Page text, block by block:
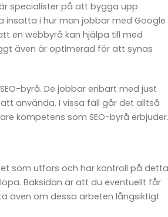
specialister på att bygga upp
insatta i hur man jobbar med Google
en webbyrå kan hjälpa till med
även är optimerad för att synas
byrå. De jobbar enbart med just
använda. I vissa fall går det alltså
kompetens som SEO-byrå erbjuder.
som utförs och har kontroll på
Baksidan är att du eventuellt får
även om dessa arbeten långsiktigt